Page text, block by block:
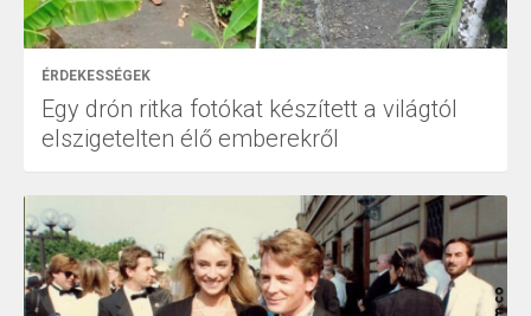
ÉRDEKESSÉGEK
Egy drón ritka fotókat készített a világtól
elszigetelten élő emberekről